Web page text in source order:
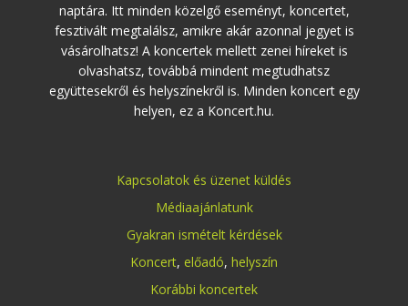
naptára. Itt minden közelgő eseményt, koncertet,
fesztivált megtalálsz, amikre akár azonnal jegyet is
vásárolhatsz! A koncertek mellett zenei híreket is
olvashatsz, továbbá mindent megtudhatsz
együttesekről és helyszínekről is. Minden koncert egy
helyen, ez a Koncert.hu.
Kapcsolatok és üzenet küldés
Médiaajánlatunk
Gyakran ismételt kérdések
Koncert, előadó, helyszín
Korábbi koncertek